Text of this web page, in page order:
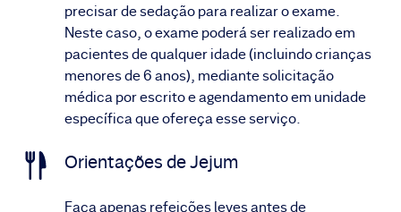
precisar de sedação para realizar o exame.
Neste caso, o exame poderá ser realizado em
pacientes de qualquer idade (incluindo crianças
menores de 6 anos), mediante solicitação
médica por escrito e agendamento em unidade
específica que ofereça esse serviço.
Orientações de Jejum
Faça apenas refeições leves antes de